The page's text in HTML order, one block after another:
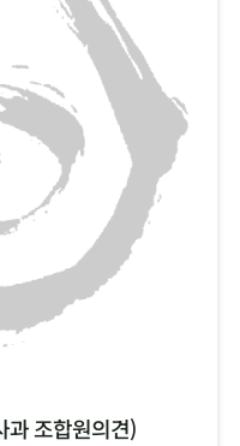
과 조합원의견)